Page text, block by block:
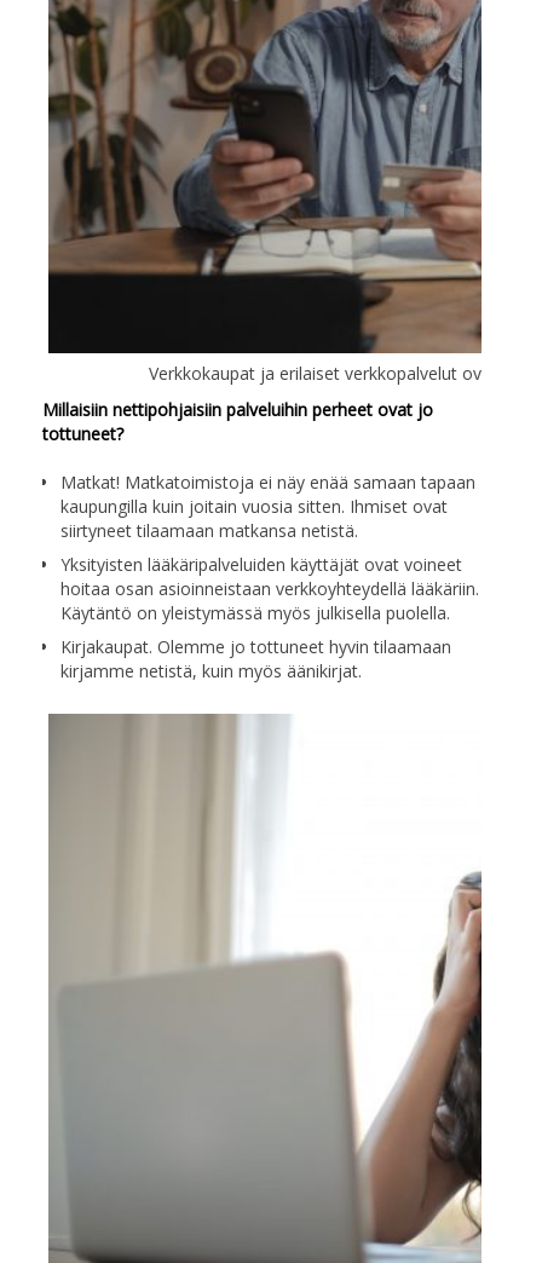
Verkkokaupat ja erilaiset verkkopalvelut ovat
Millaisiin nettipohjaisiin palveluihin perheet ovat jo
tottuneet?
Matkat! Matkatoimistoja ei näy enää samaan tapaan
kaupungilla kuin joitain vuosia sitten. Ihmiset ovat
siirtyneet tilaamaan matkansa netistä.
Yksityisten lääkäripalveluiden käyttäjät ovat voineet
hoitaa osan asioinneistaan verkkoyhteydellä lääkäriin.
Käytäntö on yleistymässä myös julkisella puolella.
Kirjakaupat. Olemme jo tottuneet hyvin tilaamaan
kirjamme netistä, kuin myös äänikirjat.